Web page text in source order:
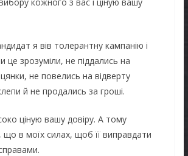
я вів толерантну кампанію і
це зрозуміли, не піддались на
не повелись на відверту
й не продались за гроші.
вашу довіру. А тому
в моїх силах, щоб її виправдати